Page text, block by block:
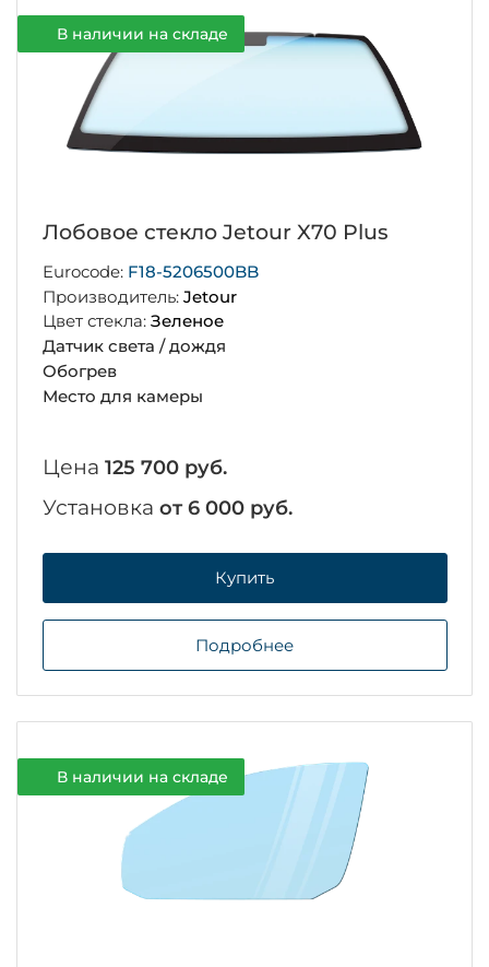
В наличии на складе
Лобовое стекло Jetour X70 Plus
Eurocode: F18-5206500BB
Производитель: Jetour
Цвет стекла: Зеленое
Датчик света / дождя
Обогрев
Место для камеры
Цена 125 700 руб.
Установка от 6 000 руб.
Купить
Подробнее
В наличии на складе